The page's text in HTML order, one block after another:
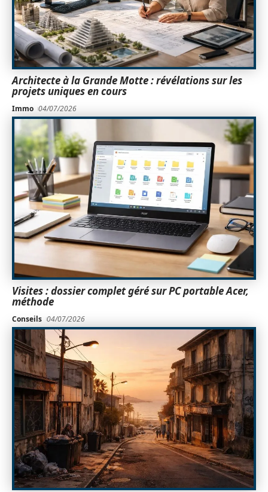
Architecte à la Grande Motte : révélations sur les
projets uniques en cours
Immo 04/07/2026
Visites : dossier complet géré sur PC portable Acer,
méthode
Conseils 04/07/2026